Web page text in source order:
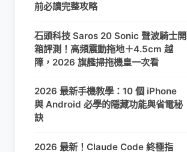
前必讀完整攻略
石頭科技 Saros 20 Sonic 聲波騎士開
箱評測！高頻震動拖地＋4.5cm 越
障，2026 旗艦掃拖機皇一次看
2026 最新手機教學：10 個 iPhone
與 Android 必學的隱藏功能與省電秘
訣
2026 最新！Claude Code 終極指